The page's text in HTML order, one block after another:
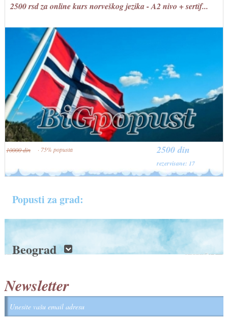
2500 rsd za online kurs norveškog jezika - A2 nivo + sertif...
2500 din
rezervisane: 17
10000 din · 75% popusta
Popusti za grad:
Beograd
Newsletter